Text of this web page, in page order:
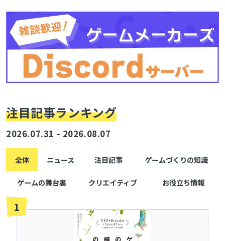
参加者募集中
注目記事ランキング
2026.07.31 - 2026.08.07
全体 ニュース 注目記事 ゲームづくりの知識
ゲームの舞台裏 クリエイティブ お役立ち情報
1